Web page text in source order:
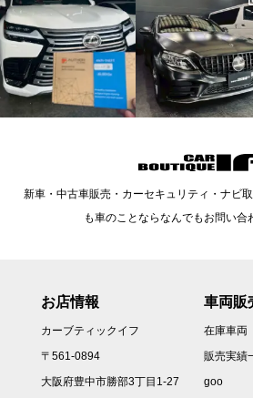
新車・中古車販売・カーセキュリティ・ナビ
も車のことならなんでもお問い合
お店情報
カーブティックイフ
〒561-0894
大阪府豊中市勝部3丁目1-27
車両販
在庫車両
販売実績
goo